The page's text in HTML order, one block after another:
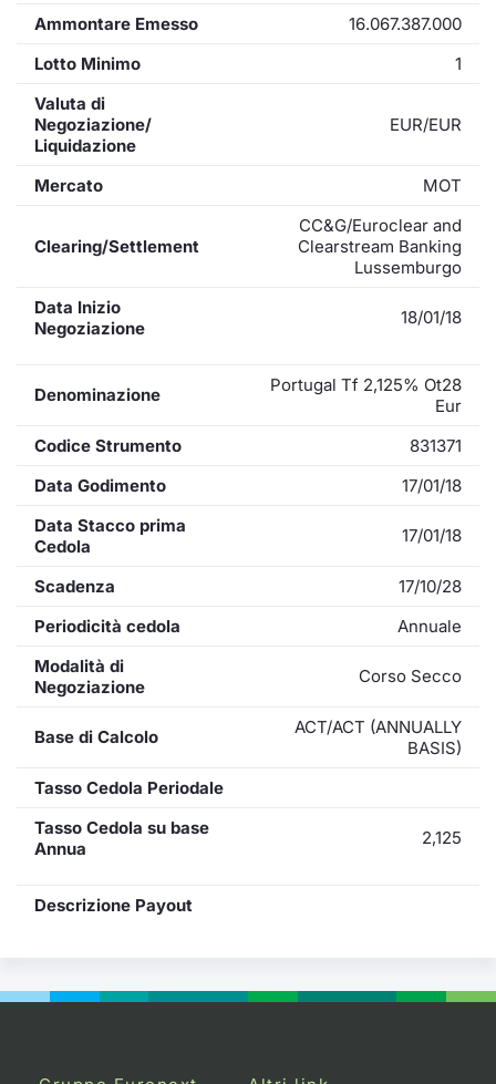
Ammontare Emesso
16.067.387.000
Lotto Minimo
1
Valuta di
Negoziazione/
Liquidazione
EUR/EUR
Mercato MOT
Clearing/Settlement
CC&G/Euroclear and
Clearstream Banking
Lussemburgo
Data Inizio
Negoziazione
18/01/18
Denominazione
Portugal Tf 2,125% Ot28
Eur
Codice Strumento
831371
Data Godimento
17/01/18
Data Stacco prima
Cedola
17/01/18
Scadenza
17/10/28
Periodicità cedola
Annuale
Modalità di
Negoziazione
Corso Secco
Base di Calcolo
ACT/ACT (ANNUALLY
BASIS)
Tasso Cedola Periodale
Tasso Cedola su base
Annua
2,125
Descrizione Payout